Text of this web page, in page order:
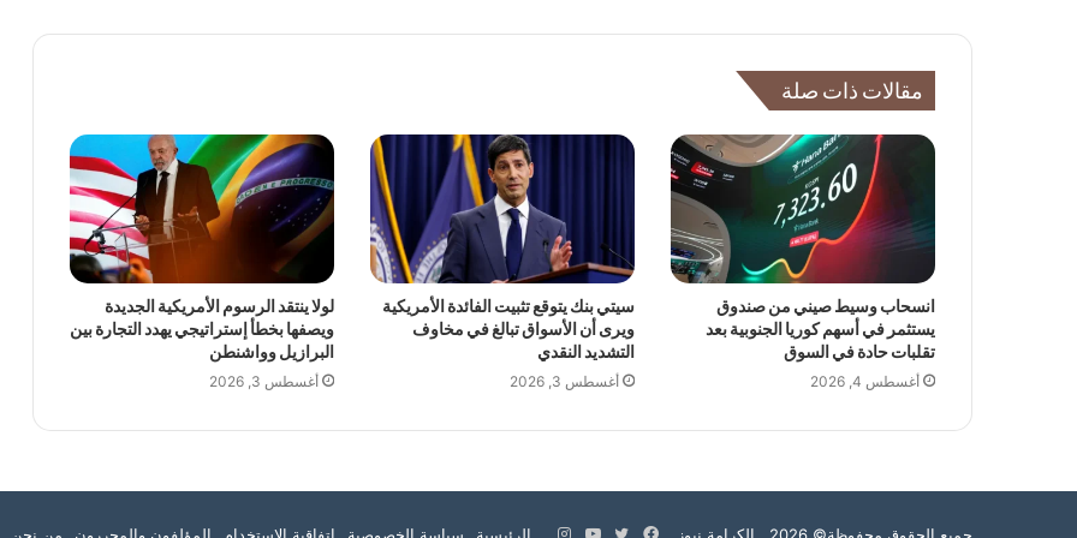
مقالات ذات صلة
انسحاب وسيط صيني من صندوق
يستثمر في أسهم كوريا الجنوبية بعد
تقلبات حادة في السوق
أغسطس 4, 2026
سيتي بنك يتوقع تثبيت الفائدة الأمريكية
ويرى أن الأسواق تبالغ في مخاوف
التشديد النقدي
أغسطس 3, 2026
لولا ينتقد الرسوم الأمريكية الجديدة
ويصفها بخطأ إستراتيجي يهدد التجارة بين
البرازيل وواشنطن
أغسطس 3, 2026
فيسبوك
تويتريوتيوبانستقرام